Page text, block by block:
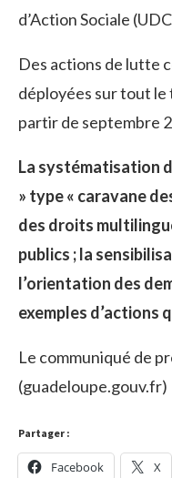
d’Action Sociale
Des actions de lutte
déployées sur tout
partir de septembre
La systématisation
» type « caravane
des droits
publics ; la
l’orientation des
exemples d’actions
Le communiqué de
(guadeloupe.gouv.fr)
Partager :
Facebook X